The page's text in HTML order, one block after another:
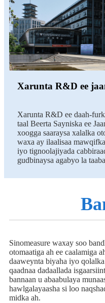
Xarunta R&D ee
Xarunta R&D ee daah-
taal Beerta Sayniska ee
xoogga saaraysa xalalka
waxa ay ilaalisaa
iyo tignoolajiyada
gudbinaysa agabyo la
Sinomeasure waxay soo
otomaatiga ah ee caalamiga
daaweynta biyaha iyo
qaadnaa dadaallada
bannaan u abaabulaya
hawlgalayaasha si loo
midka ah.